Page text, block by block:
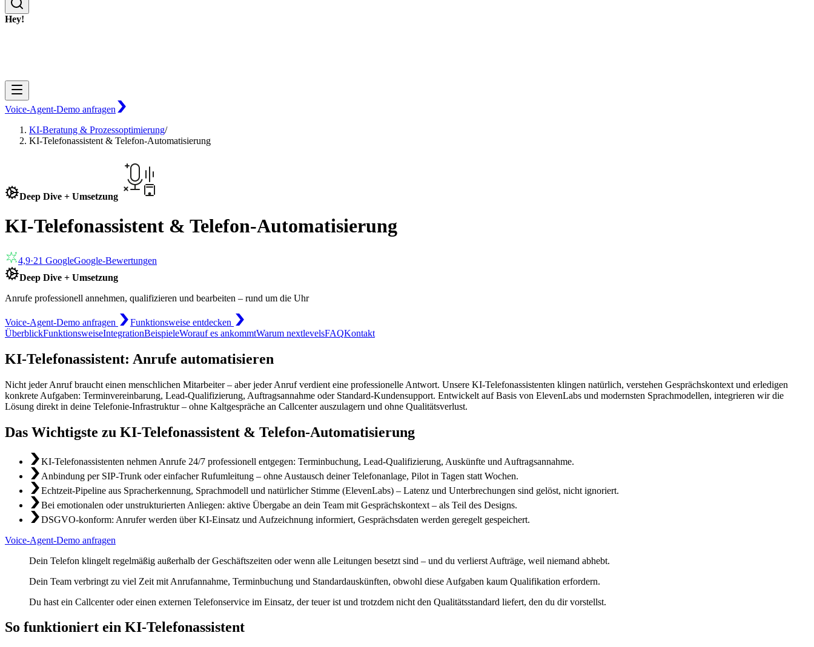
Hey!
Voice-Agent-Demo anfragen
KI-Beratung & Prozessoptimierung/
KI-Telefonassistent & Telefon-Automatisierung
Deep Dive + Umsetzung
KI-Telefonassistent & Telefon-Automatisierung
4,9·21 GoogleGoogle-Bewertungen
Deep Dive + Umsetzung
Anrufe professionell annehmen, qualifizieren und bearbeiten – rund um die Uhr
Voice-Agent-Demo anfragen
Funktionsweise entdecken
ÜberblickFunktionsweiseIntegrationBeispieleWorauf es ankommtWarum nextlevelsFAQKontakt
KI-Telefonassistent: Anrufe automatisieren
Nicht jeder Anruf braucht einen menschlichen Mitarbeiter – aber jeder Anruf verdient eine professionelle Antwort. Unsere KI-Telefonassistenten klingen natürlich, verstehen Gesprächskontext und erledigen
konkrete Aufgaben: Terminvereinbarung, Lead-Qualifizierung, Auftragsannahme oder Standard-Kundensupport. Entwickelt auf Basis von ElevenLabs und modernsten Sprachmodellen, integrieren wir die
Lösung direkt in deine Telefonie-Infrastruktur – ohne Kaltgespräche an Callcenter auszulagern und ohne Qualitätsverlust.
Das Wichtigste zu KI-Telefonassistent & Telefon-Automatisierung
KI-Telefonassistenten nehmen Anrufe 24/7 professionell entgegen: Terminbuchung, Lead-Qualifizierung, Auskünfte und Auftragsannahme.
Anbindung per SIP-Trunk oder einfacher Rufumleitung – ohne Austausch deiner Telefonanlage, Pilot in Tagen statt Wochen.
Echtzeit-Pipeline aus Spracherkennung, Sprachmodell und natürlicher Stimme (ElevenLabs) – Latenz und Unterbrechungen sind gelöst, nicht ignoriert.
Bei emotionalen oder unstrukturierten Anliegen: aktive Übergabe an dein Team mit Gesprächskontext – als Teil des Designs.
DSGVO-konform: Anrufer werden über KI-Einsatz und Aufzeichnung informiert, Gesprächsdaten werden geregelt gespeichert.
Voice-Agent-Demo anfragen
Dein Telefon klingelt regelmäßig außerhalb der Geschäftszeiten oder wenn alle Leitungen besetzt sind – und du verlierst Aufträge, weil niemand abhebt.
Dein Team verbringt zu viel Zeit mit Anrufannahme, Terminbuchung und Standardauskünften, obwohl diese Aufgaben kaum Qualifikation erfordern.
Du hast ein Callcenter oder einen externen Telefonservice im Einsatz, der teuer ist und trotzdem nicht den Qualitätsstandard liefert, den du dir vorstellst.
So funktioniert ein KI-Telefonassistent